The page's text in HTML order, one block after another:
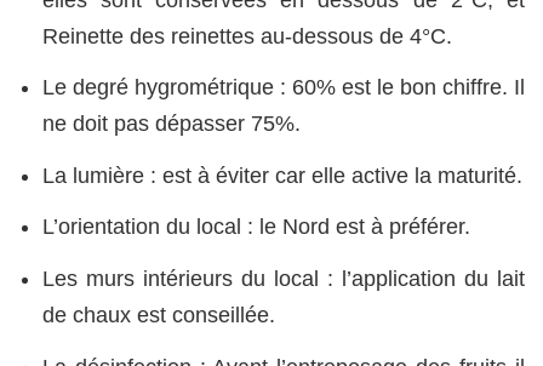
Reinette des reinettes au-dessous de 4°C.
Le degré hygrométrique : 60% est le bon chiffre. Il
ne doit pas dépasser 75%.
La lumière : est à éviter car elle active la maturité.
L’orientation du local : le Nord est à préférer.
Les murs intérieurs du local : l’application du lait
de chaux est conseillée.